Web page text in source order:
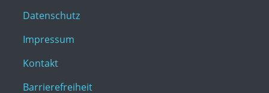
Datenschutz
Impressum
Kontakt
Barrierefreiheit